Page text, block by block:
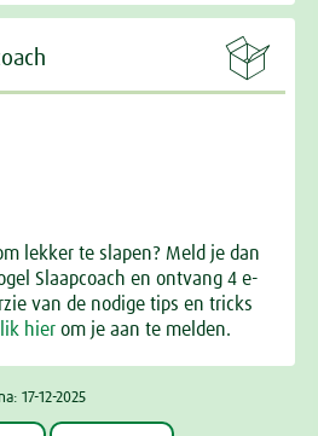

lekker te slapen? Meld je dan
Slaapcoach en ontvang 4 e-
van de nodige tips en tricks
hier om je aan te melden.
17-12-2025